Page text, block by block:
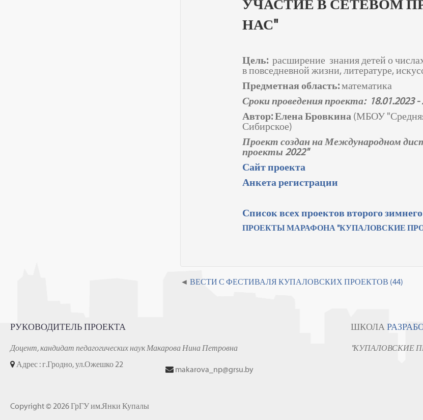
УЧАСТИЕ В СЕТЕВОМ
НАС"
Цель: расширение знания детей о
в повседневной жизни, литературе,
Предметная область:математика
Сроки проведения проекта: 18.01.2023 -
Автор: Елена Бровкина (МБОУ "
Сибирское)
Проект создан на Международном
проекты 2022"
Сайт проекта
Анкета регистрации
Список всех проектов второго
ПРОЕКТЫ МАРАФОНА "КУПАЛОВСКИЕ
ВЕСТИ С ФЕСТИВАЛЯ КУПАЛОВСКИХ ПРОЕКТОВ (44)
РУКОВОДИТЕЛЬ ПРОЕКТА
Доцент, кандидат педагогических наук Макарова Нина Петровна
Адрес : г.Гродно, ул.Ожешко 22
makarova_np@grsu.by
ШКОЛА
"КУПАЛОВСКИЕ
Copyright © 2026 ГрГУ им.Янки Купалы